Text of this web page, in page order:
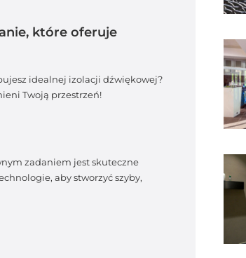
które oferuje
idealnej izolacji dźwiękowej?
Twoją przestrzeń!
zadaniem jest skuteczne
aby stworzyć szyby,